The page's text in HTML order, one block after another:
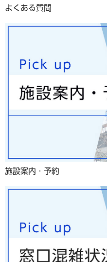
よくある質問
施設案内・予約